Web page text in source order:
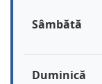
Sâmbătă
Duminică